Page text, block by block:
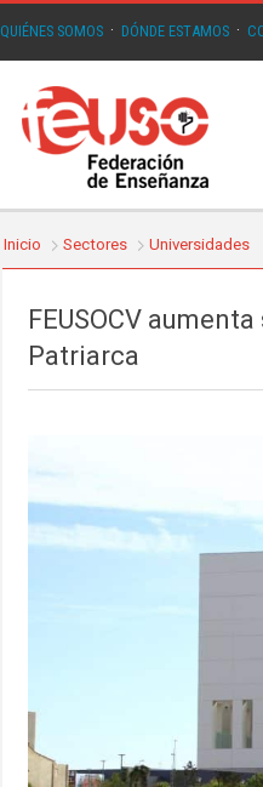
QUIÉNES SOMOS · DÓNDE ESTAMOS ·
Inicio Sectores Universidades
FEUSOCV
Patriarca